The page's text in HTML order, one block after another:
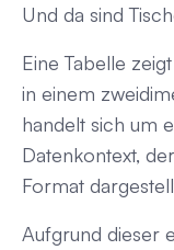
Und da sind
Eine Tabelle
in einem
handelt sich um
Datenkontext,
Format
Aufgrund dieser